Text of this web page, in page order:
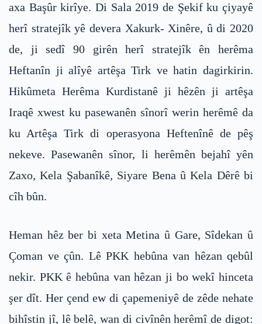
axa Başûr kirîye. Di Sala 2019 de Şekif ku çiyayê
herî stratejîk yê devera Xakurk- Xinêre, û di 2020
de, ji sedî 90 girên herî stratejîk ên herêma
Heftanîn ji alîyê artêşa Tirk ve hatin dagirkirin.
Hikûmeta Herêma Kurdistanê ji hêzên ji artêşa
Iraqê xwest ku pasewanên sînorî werin herêmê da
ku Artêşa Tirk di operasyona Heftenînê de pêş
nekeve. Pasewanên sînor, li herêmên bejahî yên
Zaxo, Kela Şabanîkê, Siyare Bena û Kela Dêrê bi
cîh bûn.
Heman hêz ber bi xeta Metina û Gare, Sîdekan û
Çoman ve çûn. Lê PKK hebûna van hêzan qebûl
nekir. PKK ê hebûna van hêzan ji bo wekî hinceta
şer dît. Her çend ew di çapemeniyê de zêde nehate
bihîstin jî, lê belê, wan di civînên herêmî de digot: